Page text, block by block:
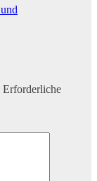
Erforderliche